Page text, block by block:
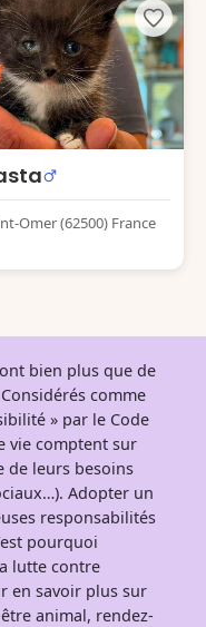
Omer (62500) France
bien plus que de
comme
» par le Code
vie comptent sur
de leurs besoins
Adopter un
responsabilités
pourquoi
lutte contre
en savoir plus sur
animal, rendez-